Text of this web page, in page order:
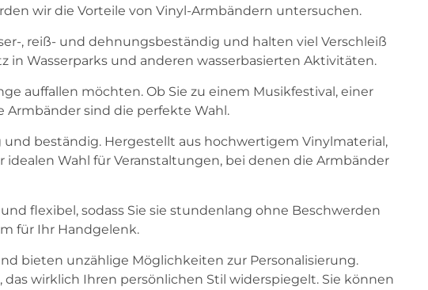
wir die Vorteile von Vinyl-Armbändern untersuchen.
, reiß- und dehnungsbeständig und halten viel Verschleiß
in Wasserparks und anderen wasserbasierten Aktivitäten.
auffallen möchten. Ob Sie zu einem Musikfestival, einer
Armbänder sind die perfekte Wahl.
beständig. Hergestellt aus hochwertigem Vinylmaterial,
Wahl für Veranstaltungen, bei denen die Armbänder
flexibel, sodass Sie sie stundenlang ohne Beschwerden
für Ihr Handgelenk.
bieten unzählige Möglichkeiten zur Personalisierung.
wirklich Ihren persönlichen Stil widerspiegelt. Sie können